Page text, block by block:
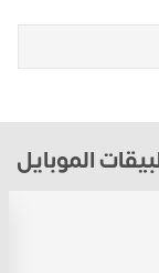
الموبايل